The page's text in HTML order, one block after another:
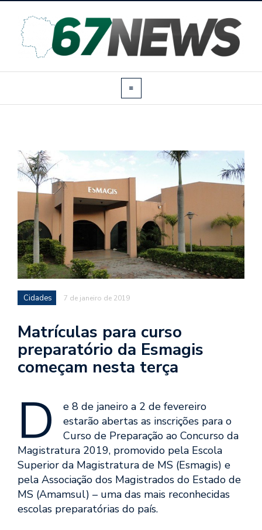
Cidades 7 de janeiro de 2019
Matrículas para curso
preparatório da Esmagis
começam nesta terça
D
e 8 de janeiro a 2 de fevereiro
estarão abertas as inscrições para o
Curso de Preparação ao Concurso da
Magistratura 2019, promovido pela Escola
Superior da Magistratura de MS (Esmagis) e
pela Associação dos Magistrados do Estado de
MS (Amamsul) – uma das mais reconhecidas
escolas preparatórias do país.